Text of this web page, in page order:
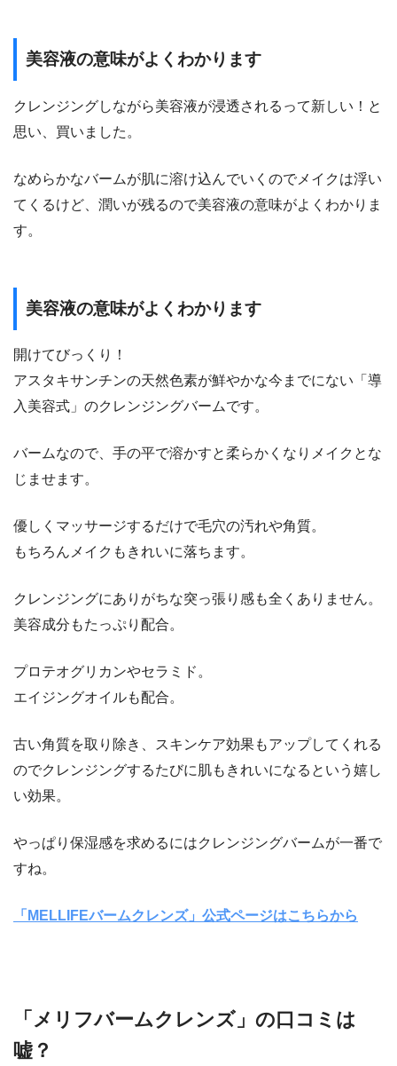
美容液の意味がよくわかります
クレンジングしながら美容液が浸透されるって新しい！と
思い、買いました。
なめらかなバームが肌に溶け込んでいくのでメイクは浮い
てくるけど、潤いが残るので美容液の意味がよくわかりま
す。
美容液の意味がよくわかります
開けてびっくり！
アスタキサンチンの天然色素が鮮やかな今までにない「導
入美容式」のクレンジングバームです。
バームなので、手の平で溶かすと柔らかくなりメイクとな
じませます。
優しくマッサージするだけで毛穴の汚れや角質。
もちろんメイクもきれいに落ちます。
クレンジングにありがちな突っ張り感も全くありません。
美容成分もたっぷり配合。
プロテオグリカンやセラミド。
エイジングオイルも配合。
古い角質を取り除き、スキンケア効果もアップしてくれる
のでクレンジングするたびに肌もきれいになるという嬉し
い効果。
やっぱり保湿感を求めるにはクレンジングバームが一番で
すね。
「MELLIFEバームクレンズ」公式ページはこちらから
「メリフバームクレンズ」の口コミは
嘘？